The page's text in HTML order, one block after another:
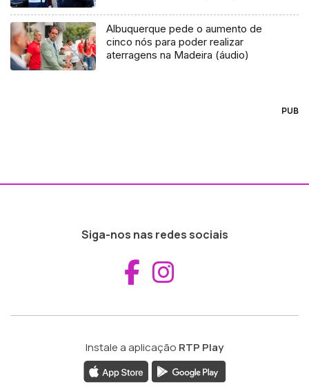
Albuquerque pede o aumento de
cinco nós para poder realizar
aterragens na Madeira (áudio)
PUB
Siga-nos nas redes sociais
Aceder ao
Instale a aplicação RTP Play